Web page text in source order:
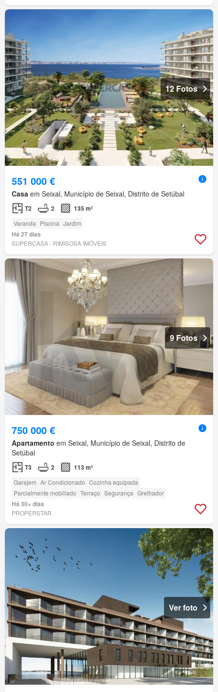
12 Fotos
551 000 €
Casa em Seixal, Município de Seixal, Distrito de Setúbal
T2 2 135 m²
Varanda Piscina Jardim
Há 27 dias
SUPERCASA - RIMISOSA IMÓVEIS
9 Fotos
750 000 €
Apartamento em Seixal, Município de Seixal, Distrito de
Setúbal
T3 2 113 m²
Garajem Ar Condicionado Cozinha equipada
Parcialmente mobiliado Terraço Segurança Grelhador
Há 30+ dias
PROPERSTAR
Ver foto